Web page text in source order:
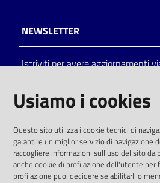
NEWSLETTER
Iscriviti per avere aggiornamenti
solo alle condizioni previste dalla
comunitaria 2003/98/CE e dal
SOCIAL
Usiamo i cookies
Questo sito utilizza i cookie tecnici di
garantire un miglior servizio di navigazione
raccogliere informazioni sull'uso del sito
anche cookie di profilazione dell'utente per
profilazione puoi decidere se abilitarli o